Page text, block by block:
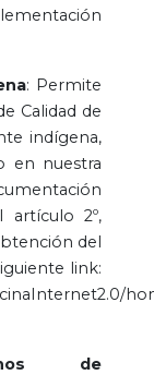
: Permite
Calidad de
indígena,
en nuestra
artículo 2º,
del
link:
de